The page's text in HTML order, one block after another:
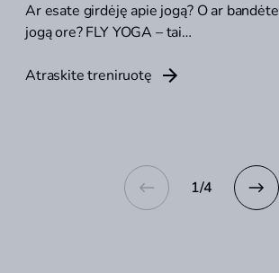
Ar esate girdėję apie jogą? O ar bandėte
jogą ore? FLY YOGA – tai…
Atraskite treniruotę
1/4